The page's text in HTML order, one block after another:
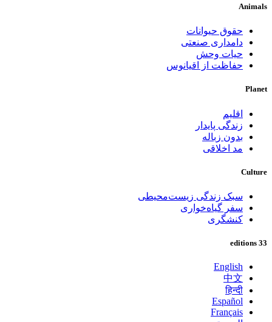
Animals
حقوق حیوانات
دامداری صنعتی
حیات وحش
حفاظت از اقیانوس
Planet
اقلیم
زندگی پایدار
بدون زباله
مد اخلاقی
Culture
سبک زندگی زیست‌محیطی
سفر گیاه‌خواری
کنشگری
33 editions
English
中文
हिन्दी
Español
Français